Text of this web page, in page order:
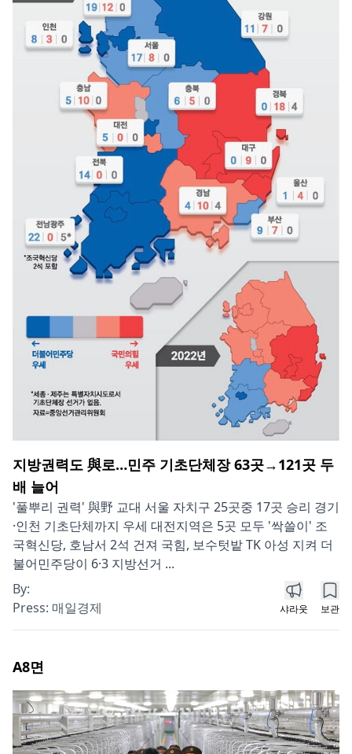
지방권력도 與로…민주 기초단체장 63곳→121곳 두
배 늘어
'풀뿌리 권력' 與野 교대 서울 자치구 25곳중 17곳 승리 경기
·인천 기초단체까지 우세 대전지역은 5곳 모두 '싹쓸이' 조
국혁신당, 호남서 2석 건져 국힘, 보수텃밭 TK 아성 지켜 더
불어민주당이 6·3 지방선거 ...
By:
Press: 매일경제 샤라웃 보관
A8면